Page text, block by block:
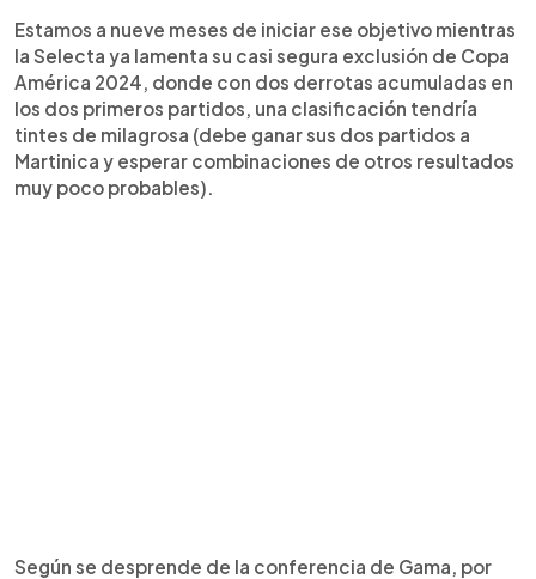
Estamos a nueve meses de iniciar ese objetivo mientras
la Selecta ya lamenta su casi segura exclusión de Copa
América 2024, donde con dos derrotas acumuladas en
los dos primeros partidos, una clasificación tendría
tintes de milagrosa (debe ganar sus dos partidos a
Martinica y esperar combinaciones de otros resultados
muy poco probables).
Según se desprende de la conferencia de Gama, por